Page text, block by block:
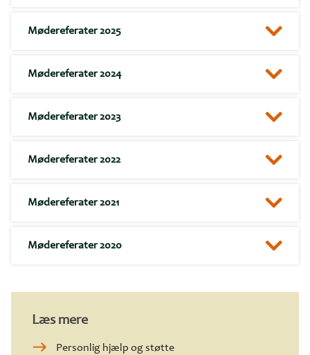
Mødereferater 2025
Mødereferater 2024
Mødereferater 2023
Mødereferater 2022
Mødereferater 2021
Mødereferater 2020
Læs mere
Personlig hjælp og støtte